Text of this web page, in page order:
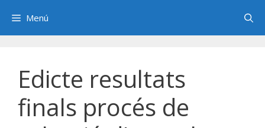
contenido
Menú
Edicte resultats
finals procés de